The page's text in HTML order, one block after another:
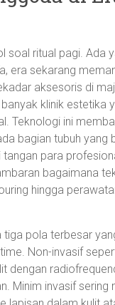
ritual pagi. Ada
era sekarang
aksesoris di
klinik estetika
Teknologi ini
bagian tubuh yang
tangan para
bagaimana
hingga
pola terbesar
Non-invasif
dengan
Minim invasif sering